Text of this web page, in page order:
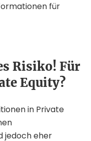
für
Risiko! Für
Equity?
in Private
jedoch eher